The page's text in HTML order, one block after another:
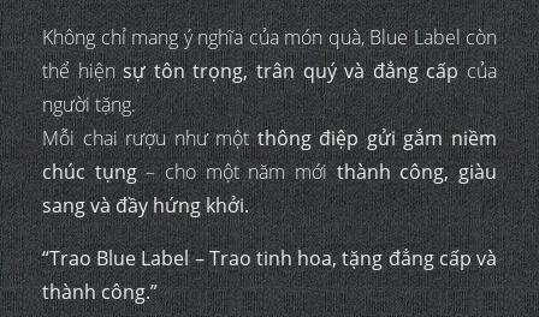
Không chỉ mang ý nghĩa của món quà, Blue Label còn
thể hiệnsự tôn trọng, trân quý và đẳng cấpcủa
người tặng.
Mỗi chai rượu như mộtthông điệp gửi gắm niềm
chúc tụng– cho một năm mớithành công, giàu
sang và đầy hứng khởi.
“Trao Blue Label – Trao tinh hoa, tặng đẳng cấp và
thành công.”